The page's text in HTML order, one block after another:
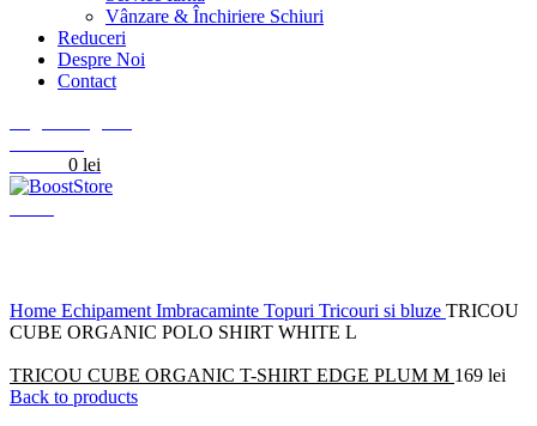
Vânzare & Închiriere Schiuri
Reduceri
Despre Noi
Contact
0 lei
Home Echipament Imbracaminte Topuri Tricouri si bluze TRICOU
CUBE ORGANIC POLO SHIRT WHITE L
TRICOU CUBE ORGANIC T-SHIRT EDGE PLUM M 169 lei
Back to products